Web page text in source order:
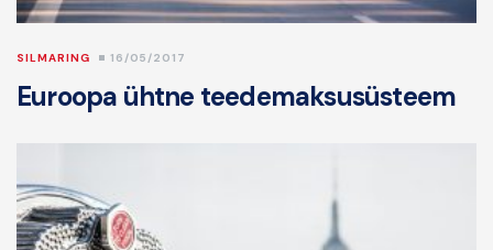
Euroopa ühtne teedemaksusüsteem
SILMARING 16/05/2017